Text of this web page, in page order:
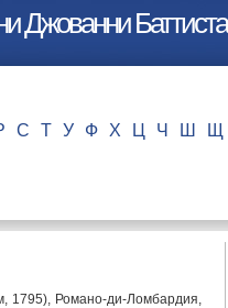
Джованни Баттиста
С Т У Ф Х Ц Ч Ш Щ
1795), Романо-ди-Ломбардия,